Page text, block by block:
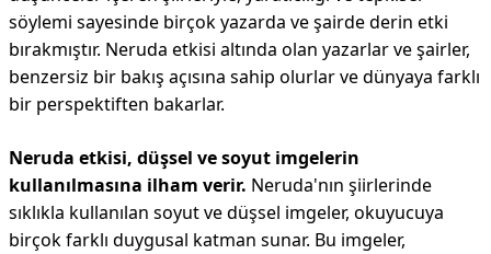
söylemi sayesinde birçok yazarda ve şairde derin etki
bırakmıştır. Neruda etkisi altında olan yazarlar ve şairler,
benzersiz bir bakış açısına sahip olurlar ve dünyaya farklı
bir perspektiften bakarlar.
Neruda etkisi, düşsel ve soyut imgelerin
kullanılmasına ilham verir. Neruda'nın şiirlerinde
sıklıkla kullanılan soyut ve düşsel imgeler, okuyucuya
birçok farklı duygusal katman sunar. Bu imgeler,